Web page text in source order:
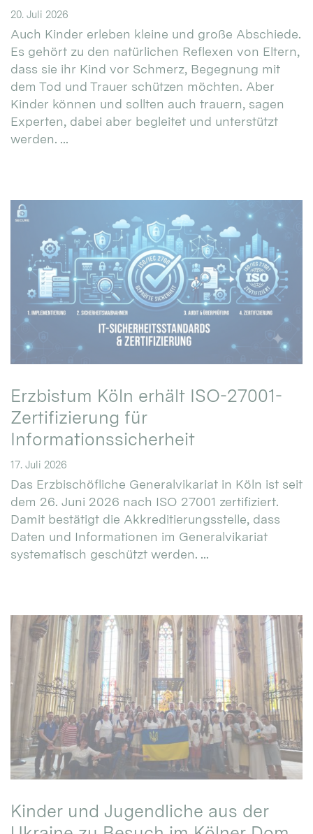
20. Juli 2026
Auch Kinder erleben kleine und große Abschiede.
Es gehört zu den natürlichen Reflexen von Eltern,
dass sie ihr Kind vor Schmerz, Begegnung mit
dem Tod und Trauer schützen möchten. Aber
Kinder können und sollten auch trauern, sagen
Experten, dabei aber begleitet und unterstützt
werden. ...
Erzbistum Köln erhält ISO-27001-
Zertifizierung für
Informationssicherheit
17. Juli 2026
Das Erzbischöfliche Generalvikariat in Köln ist seit
dem 26. Juni 2026 nach ISO 27001 zertifiziert.
Damit bestätigt die Akkreditierungsstelle, dass
Daten und Informationen im Generalvikariat
systematisch geschützt werden. ...
Kinder und Jugendliche aus der